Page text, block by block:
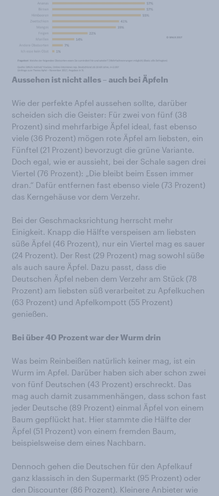
Aussehen ist nicht alles – auch bei Äpfeln
Wie der perfekte Apfel aussehen sollte, darüber
scheiden sich die Geister: Für zwei von fünf (38
Prozent) sind mehrfarbige Äpfel ideal, fast ebenso
viele (36 Prozent) mögen rote Äpfel am liebsten, ein
Fünftel (21 Prozent) bevorzugt die grüne Variante.
Doch egal, wie er aussieht, bei der Schale sagen drei
Viertel (76 Prozent): „Die bleibt beim Essen immer
dran.“ Dafür entfernen fast ebenso viele (73 Prozent)
das Kerngehäuse vor dem Verzehr.
Bei der Geschmacksrichtung herrscht mehr
Einigkeit. Knapp die Hälfte verspeisen am liebsten
süße Äpfel (46 Prozent), nur ein Viertel mag es sauer
(24 Prozent). Der Rest (29 Prozent) mag sowohl süße
als auch saure Äpfel. Dazu passt, dass die
Deutschen Äpfel neben dem Verzehr am Stück (78
Prozent) am liebsten süß verarbeitet zu Apfelkuchen
(63 Prozent) und Apfelkompott (55 Prozent)
genießen.
Bei über 40 Prozent war der Wurm drin
Was beim Reinbeißen natürlich keiner mag, ist ein
Wurm im Apfel. Darüber haben sich aber schon zwei
von fünf Deutschen (43 Prozent) erschreckt. Das
mag auch damit zusammenhängen, dass schon fast
jeder Deutsche (89 Prozent) einmal Äpfel von einem
Baum gepflückt hat. Hier stammte die Hälfte der
Äpfel (51 Prozent) von einem fremden Baum,
beispielsweise dem eines Nachbarn.
Dennoch gehen die Deutschen für den Apfelkauf
ganz klassisch in den Supermarkt (95 Prozent) oder
den Discounter (86 Prozent). Kleinere Anbieter wie